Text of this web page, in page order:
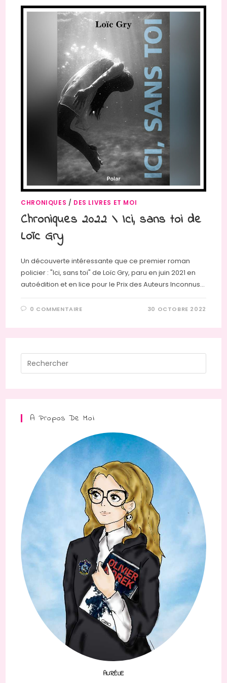
CHRONIQUES / DES LIVRES ET MOI
Chroniques 2022 \ Ici, sans toi de
Loïc Gry
Un découverte intéressante que ce premier roman
policier : "Ici, sans toi" de Loïc Gry, paru en juin 2021 en
autoédition et en lice pour le Prix des Auteurs Inconnus…
0 COMMENTAIRE 30 OCTOBRE 2022
A Propos De Moi
AURÉLIE